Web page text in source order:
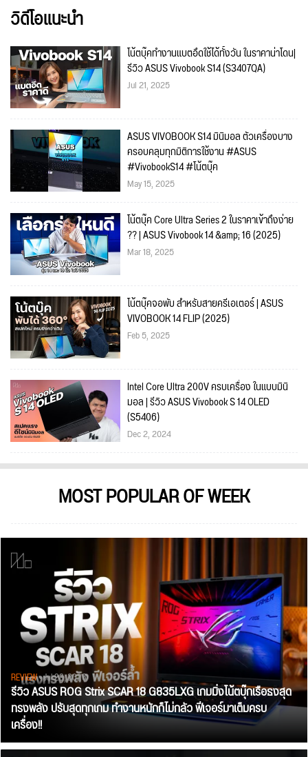
วิดีโอแนะนำ
โน้ตบุ๊คทำงานแบตอึดใช้ได้ทั้งวัน ในราคาน่าโดน|
รีวิว ASUS Vivobook S14 (S3407QA)
Jul 21, 2025
ASUS VIVOBOOK S14 มินิมอล ตัวเครื่องบาง
ครอบคลุมทุกมิติการใช้งาน #ASUS
#VivobookS14 #โน้ตบุ๊ค
May 15, 2025
โน้ตบุ๊ค Core Ultra Series 2 ในราคาเข้าถึงง่าย
?? | ASUS Vivobook 14 &amp; 16 (2025)
Mar 18, 2025
โน้ตบุ๊คจอพับ สำหรับสายครีเอเตอร์ | ASUS
VIVOBOOK 14 FLIP (2025)
Feb 5, 2025
Intel Core Ultra 200V ครบเครื่อง ในแบบมินิ
มอล | รีวิว ASUS Vivobook S 14 OLED
(S5406)
Dec 2, 2024
MOST POPULAR OF WEEK
REVIEW• Jul 28, 2026
รีวิว ASUS ROG Strix SCAR 18 G835LXG เกมมิ่งโน้ตบุ๊กเรือธงสุด
ทรงพลัง ปรับสุดทุกเกม ทำงานหนักก็ไม่กลัว ฟีเจอร์มาเต็มครบ
เครื่อง!!